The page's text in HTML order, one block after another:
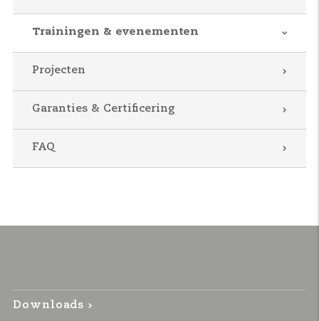
Trainingen & evenementen
Projecten
Garanties & Certificering
FAQ
Downloads